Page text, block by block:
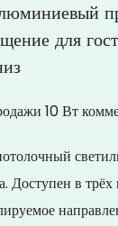
для
10 Вт
Доступен в